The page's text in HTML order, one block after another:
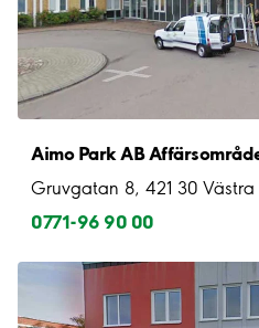
Aimo Park AB
Gruvgatan 8, 421 30 Västra
0771-96 90 00